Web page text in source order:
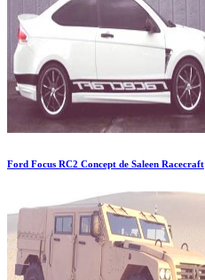
Ford Focus RC2 Concept de Saleen Racecraft